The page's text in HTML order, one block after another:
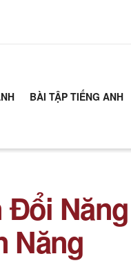
BÀI TẬP TIẾNG ANH
Đổi
Năng